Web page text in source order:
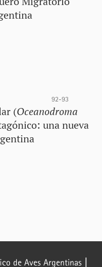
92-93
(Oceanodroma
una nueva
de Aves Argentinas